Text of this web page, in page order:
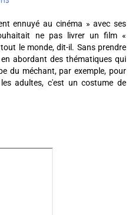
ennuyé au cinéma » avec ses
ne pas livrer un film «
le monde, dit-il. Sans prendre
abordant des thématiques qui
du méchant, par exemple, pour
adultes, c'est un costume de